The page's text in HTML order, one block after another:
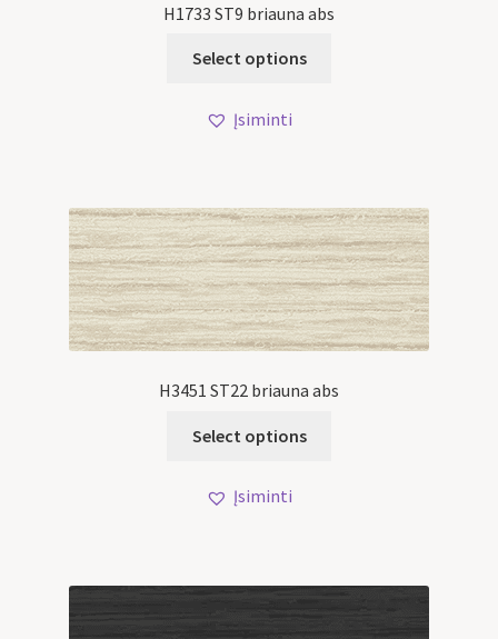
H1733 ST9 briauna abs
Select options
Įsiminti
H3451 ST22 briauna abs
Select options
Įsiminti